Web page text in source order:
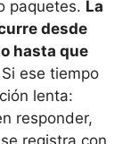
paquetes. La
desde
hasta que
ese tiempo
lenta:
responder,
registra con